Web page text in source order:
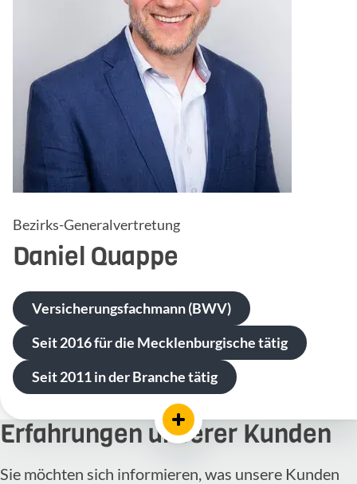
Bezirks-Generalvertretung
Daniel Quappe
Versicherungsfachmann (BWV)
Seit 2016 für die Mecklenburgische tätig
Seit 2011 in der Branche tätig
Erfahrungen unserer Kunden
Sie möchten sich informieren, was unsere Kunden